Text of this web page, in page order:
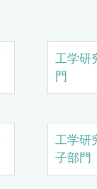
工学研
門
工学研
子部門